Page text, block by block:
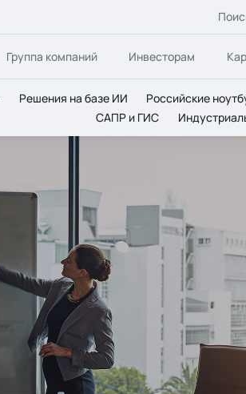
Группа компаний Инвесторам
Решения на базе ИИ Российские
САПР и ГИС